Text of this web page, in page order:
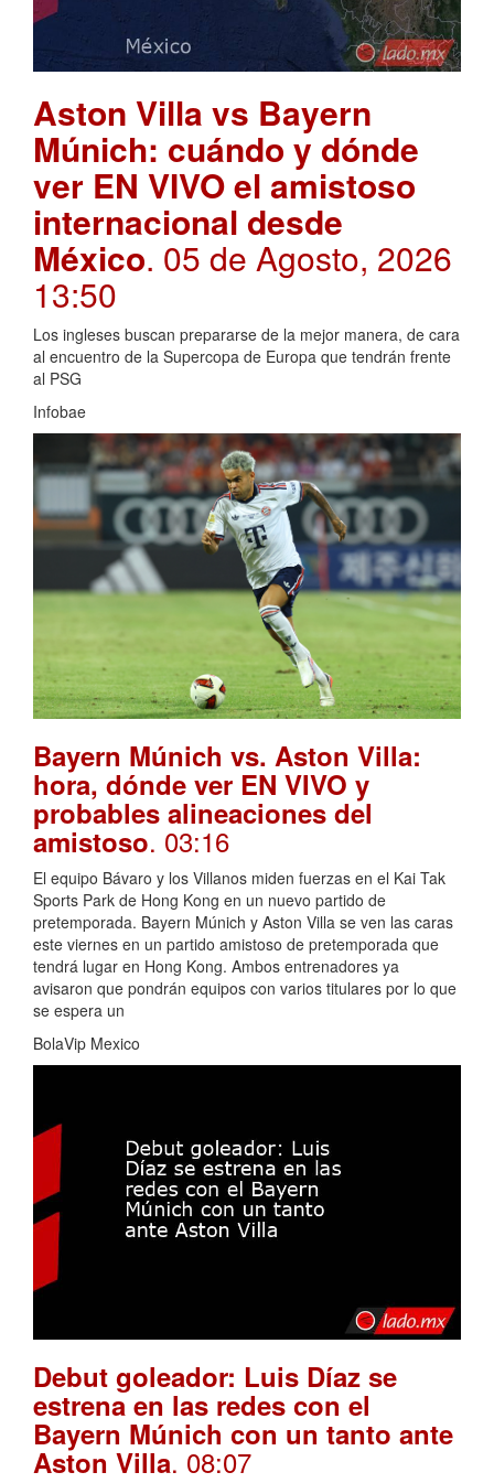
Aston Villa vs Bayern
Múnich: cuándo y dónde
ver EN VIVO el amistoso
internacional desde
México. 05 de Agosto, 2026
13:50
Los ingleses buscan prepararse de la mejor manera, de cara
al encuentro de la Supercopa de Europa que tendrán frente
al PSG
Infobae
Bayern Múnich vs. Aston Villa:
hora, dónde ver EN VIVO y
probables alineaciones del
amistoso. 03:16
El equipo Bávaro y los Villanos miden fuerzas en el Kai Tak
Sports Park de Hong Kong en un nuevo partido de
pretemporada. Bayern Múnich y Aston Villa se ven las caras
este viernes en un partido amistoso de pretemporada que
tendrá lugar en Hong Kong. Ambos entrenadores ya
avisaron que pondrán equipos con varios titulares por lo que
se espera un
BolaVip Mexico
Debut goleador: Luis Díaz se
estrena en las redes con el
Bayern Múnich con un tanto ante
Aston Villa. 08:07